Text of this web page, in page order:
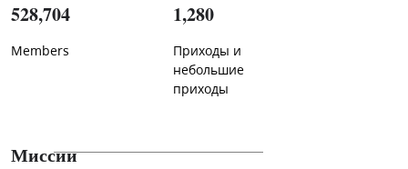
528,704
Members
1,280
Приходы и
небольшие
приходы
Миссии